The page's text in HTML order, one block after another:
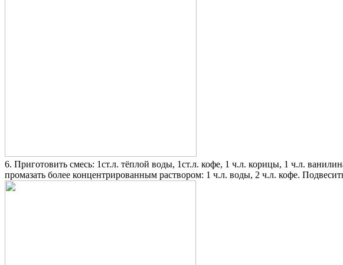
6. Приготовить смесь: 1ст.л. тёплой воды, 1ст.л. кофе, 1 ч.л. корицы, 1 ч.л.
промазать более концентрированным раствором: 1 ч.л. воды, 2 ч.л. кофе.